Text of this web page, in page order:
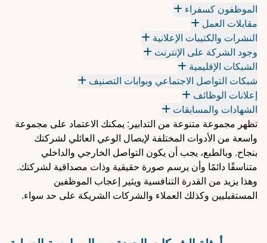
الموظفون كسفراء
مقابلات العمل
النشرات والكتيبات الإعلانية
وجود الشركة على الإنترنت
الشبكات الإقليمية
شبكات التواصل الاجتماعي وبوابات التصنيف
إعلانات الوظائف
الشهادات والمسابقات
تظهر مجموعة متنوعة من التدابير: يمكنك الاعتماد على مجموعة
واسعة من الأدوات المختلفة لإيصال الوعي العائلي لشركتك
بنجاح. وبالطبع، يجب أن يكون التواصل الخارجي والداخلي
متناسقًا دائمًا وأن يرسم صورة حقيقية وذات مصداقية لشركتك.
وهذا يزيد من القدرة التنافسية ويثير إعجاب الموظفين
المستقبليين وكذلك العملاء والشركات الشريكة على حد سواء.